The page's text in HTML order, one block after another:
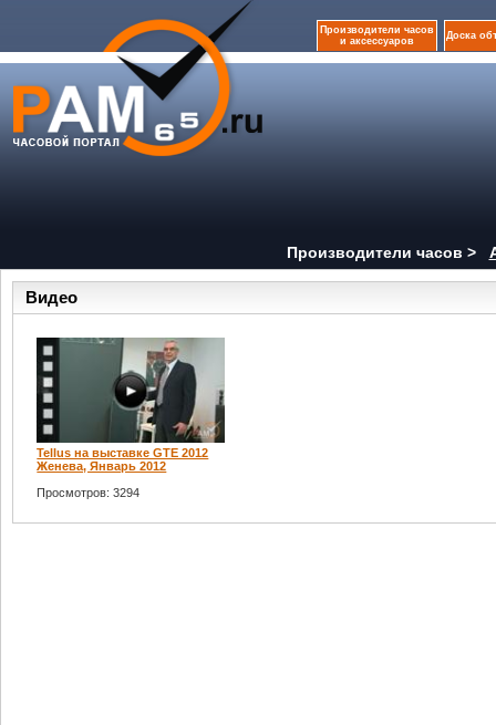
Производители часов
и аксессуаров
Доска
Производители часов >
Видео
Tellus на выставке GTE 2012
Женева, Январь 2012
Просмотров: 3294